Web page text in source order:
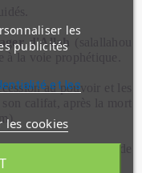
d'Allah
à la voie prophétique.
au pouvoir et les
califat, après la mort
et les conquètes de
les
publicités
et les
les cookies